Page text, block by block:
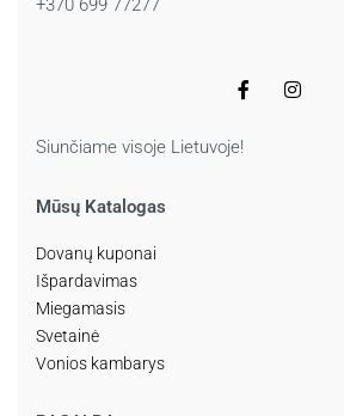
+370 699 77277
Siunčiame visoje Lietuvoje!
Mūsų Katalogas
Dovanų kuponai
Išpardavimas
Miegamasis
Svetainė
Vonios kambarys